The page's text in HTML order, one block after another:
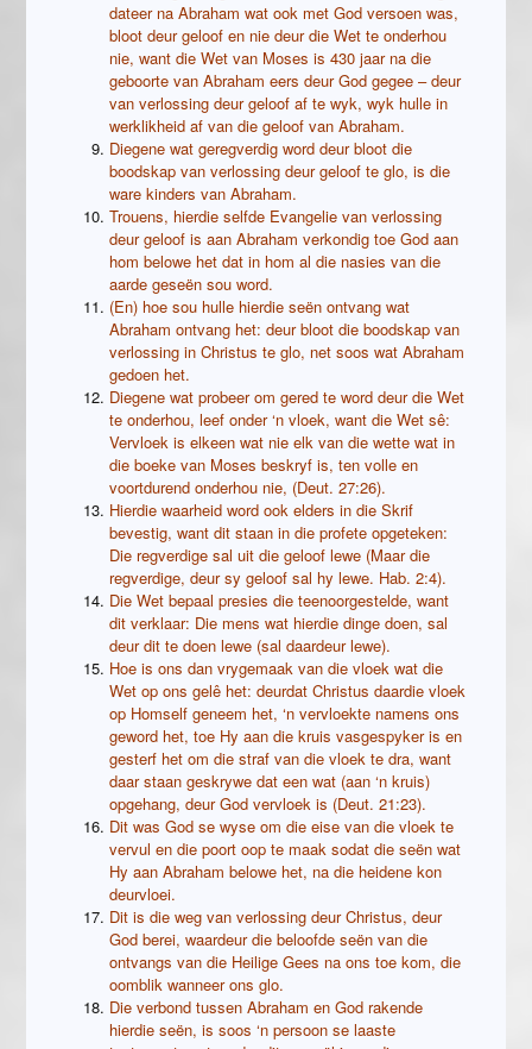
dateer na Abraham wat ook met God versoen was,
bloot deur geloof en nie deur die Wet te onderhou
nie, want die Wet van Moses is 430 jaar na die
geboorte van Abraham eers deur God gegee – deur
van verlossing deur geloof af te wyk, wyk hulle in
werklikheid af van die geloof van Abraham.
Diegene wat geregverdig word deur bloot die
boodskap van verlossing deur geloof te glo, is die
ware kinders van Abraham.
Trouens, hierdie selfde Evangelie van verlossing
deur geloof is aan Abraham verkondig toe God aan
hom belowe het dat in hom al die nasies van die
aarde geseën sou word.
(En) hoe sou hulle hierdie seën ontvang wat
Abraham ontvang het: deur bloot die boodskap van
verlossing in Christus te glo, net soos wat Abraham
gedoen het.
Diegene wat probeer om gered te word deur die Wet
te onderhou, leef onder ‘n vloek, want die Wet sê:
Vervloek is elkeen wat nie elk van die wette wat in
die boeke van Moses beskryf is, ten volle en
voortdurend onderhou nie, (Deut. 27:26).
Hierdie waarheid word ook elders in die Skrif
bevestig, want dit staan ​​in die profete opgeteken:
Die regverdige sal uit die geloof lewe (Maar die
regverdige, deur sy geloof sal hy lewe. Hab. 2:4).
Die Wet bepaal presies die teenoorgestelde, want
dit verklaar: Die mens wat hierdie dinge doen, sal
deur dit te doen lewe (sal daardeur lewe).
Hoe is ons dan vrygemaak van die vloek wat die
Wet op ons gelê het: deurdat Christus daardie vloek
op Homself geneem het, ‘n vervloekte namens ons
geword het, toe Hy aan die kruis vasgespyker is en
gesterf het om die straf van die vloek te dra, want
daar staan ​​geskrywe dat een wat (aan ‘n kruis)
opgehang, deur God vervloek is (Deut. 21:23).
Dit was God se wyse om die eise van die vloek te
vervul en die poort oop te maak sodat die seën wat
Hy aan Abraham belowe het, na die heidene kon
deurvloei.
Dit is die weg van verlossing deur Christus, deur
God berei, waardeur die beloofde seën van die
ontvangs van die Heilige Gees na ons toe kom, die
oomblik wanneer ons glo.
Die verbond tussen Abraham en God rakende
hierdie seën, is soos ‘n persoon se laaste